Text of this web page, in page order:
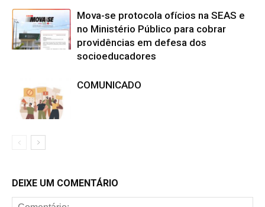
Mova-se protocola ofícios na SEAS e
no Ministério Público para cobrar
providências em defesa dos
socioeducadores
COMUNICADO
DEIXE UM COMENTÁRIO